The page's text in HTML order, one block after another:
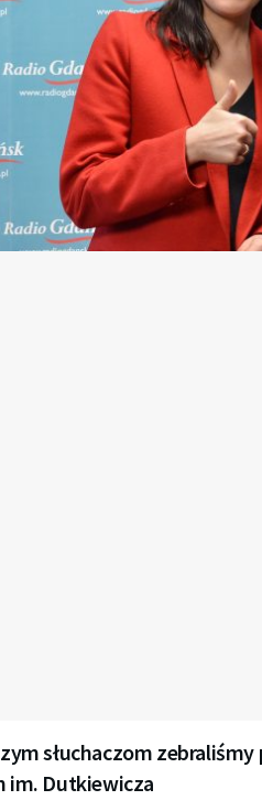
słuchaczom
im. Dutkiewicza